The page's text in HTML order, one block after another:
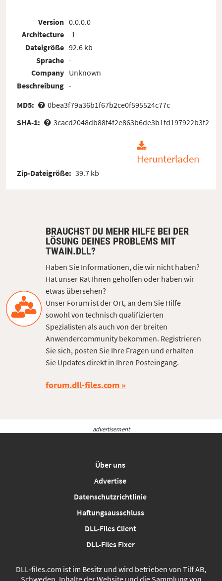
Version
Architecture
Dateigröße
Sprache
Company
Beschreibung
0.0.0.0
-1
92.6 kb
-
Unknown
-
MD5:
0bea3f79a36b1f67b2ce0f595524c77c
SHA-1:
3cacd2048db88f4f2e863b6de3b1fd197922b3f2
Herunterladen
Zip-Dateigröße: 39.7 kb
BRAUCHST DU MEHR HILFE BEI DER
LÖSUNG DEINES PROBLEMS MIT
TWAIN.DLL?
Haben Sie Informationen, die wir nicht haben?
Hat unser Rat Ihnen geholfen oder haben wir
etwas übersehen?
Unser Forum ist der Ort, an dem Sie Hilfe
sowohl von technisch qualifizierten
Spezialisten als auch von der breiten
Anwendercommunity bekommen. Registrieren
Sie sich, posten Sie Ihre Fragen und erhalten
Sie Updates direkt in Ihren Posteingang.
forum.dll-files.com
advertisement
Über uns
Advertise
Datenschutzrichtlinie
Haftungsausschluss
DLL-Files Client
DLL-Files Fixer
DLL‑files.com ist im Besitz und wird betrieben von Tilf AB,